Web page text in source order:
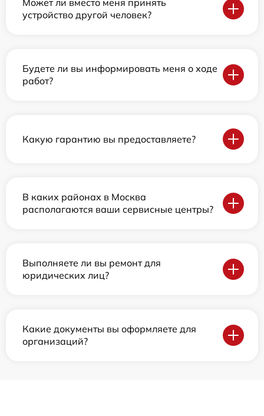
Может ли вместо меня принять
устройство другой человек?
Будете ли вы информировать меня о ходе
работ?
Какую гарантию вы предоставляете?
В каких районах в Москва
располагаются ваши сервисные центры?
Выполняете ли вы ремонт для
юридических лиц?
Какие документы вы оформляете для
организаций?